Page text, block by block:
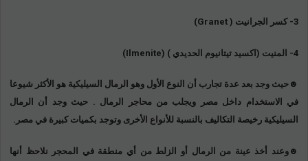
3- كسر الجرانيت ( Granet
)
4- المنيت (اكسيد تيتانيوم الحديدي ) ( Ilmenite
)
☻حيث وجد بعد عدة تجارب أن النوع الأول وهو الرمال السيليكية هو الأكثر شيوعا
في الاستخدام داخل مصر ويجلب من محاجر الرمال . حيث وجد أن الرمال
السيليكية رخيصة التكاليف بالنسبة للأنواع الأخرى وتوجد بكميات كبيرة في مصر.
☻وعند أخذ عينة من الرمال أو الزلط من أي منطقة في المحجر نلاحظ أنها